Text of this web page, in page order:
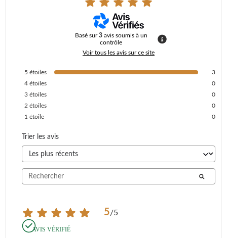
Basé sur3 avis soumis à un
contrôle
Voir tous les avis sur ce site
5 étoiles
3
4 étoiles
0
3 étoiles
0
2 étoiles
0
1 étoile 0
Trier les avis
5/5
AVIS VÉRIFIÉ